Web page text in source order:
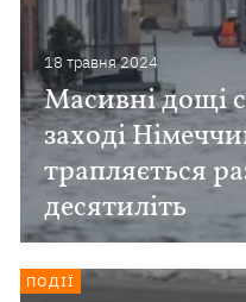
18 травня 2024
Масивні дощі
заході
трапляється
десятиліть
ПОДІЇ